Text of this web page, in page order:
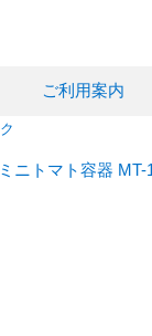
ご利用案内